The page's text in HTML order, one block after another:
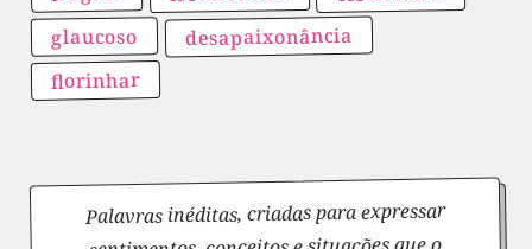
glaucoso desapaixonância
florinhar
Palavras inéditas, criadas para expressar